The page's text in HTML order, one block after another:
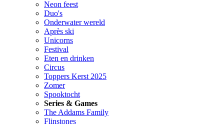
Neon feest
Duo's
Onderwater wereld
Après ski
Unicorns
Festival
Eten en drinken
Circus
Toppers Kerst 2025
Zomer
Spooktocht
Series & Games
The Addams Family
Flinstones